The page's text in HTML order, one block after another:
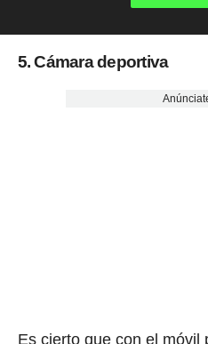
5. Cámara deportiva
Es cierto que con el móvil